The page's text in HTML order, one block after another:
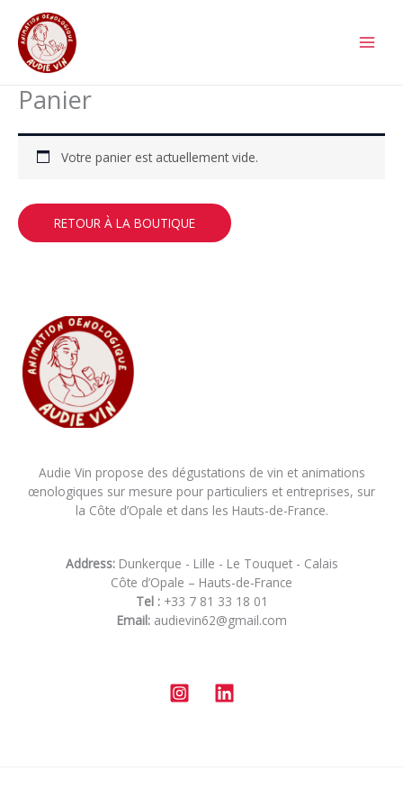
contenu
Panier
Votre panier est actuellement vide.
RETOUR À LA BOUTIQUE
Audie Vin propose des dégustations de vin et animations
œnologiques sur mesure pour particuliers et entreprises, sur
la Côte d’Opale et dans les Hauts-de-France.
Address:Dunkerque - Lille - Le Touquet - Calais
Côte d’Opale – Hauts-de-France
Tel :+33 7 81 33 18 01
Email:audievin62@gmail.com